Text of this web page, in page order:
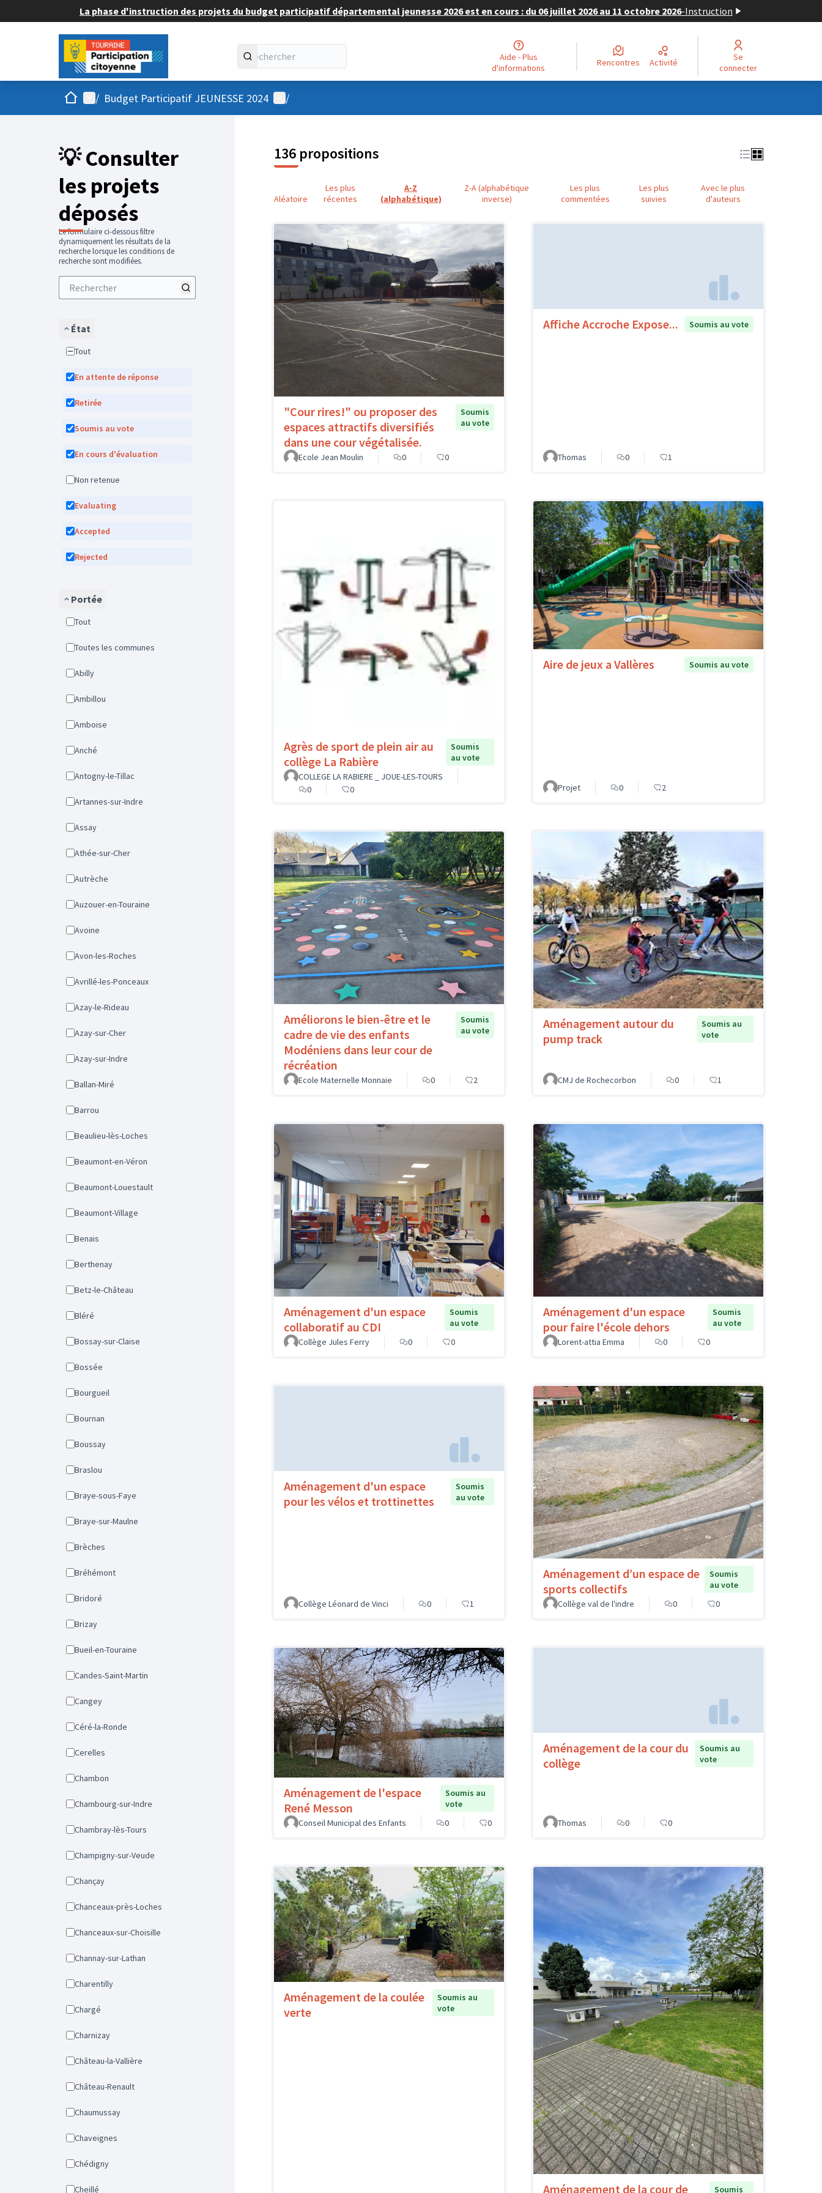
La phase d'instruction des projets du budget participatif départemental jeunesse 2026 est en cours : du 06 juillet 2026 au 11 octobre 2026-Instruction
Aide - Plus
d'informations
Rencontres Activité
Se
connecter
AccueilMenu principal
/ Budget Participatif JEUNESSE 2024 Menu utilisateur
/
💡 Consulter
les projets
déposés
Le formulaire ci-dessous filtre
dynamiquement les résultats de la
recherche lorsque les conditions de
recherche sont modifiées.
État
Tout
En attente de réponse
Retirée
Soumis au vote
En cours d'évaluation
Non retenue
Evaluating
Accepted
Rejected
Portée
Tout
Toutes les communes
Abilly
Ambillou
Amboise
Anché
Antogny-le-Tillac
Artannes-sur-Indre
Assay
Athée-sur-Cher
Autrèche
Auzouer-en-Touraine
Avoine
Avon-les-Roches
Avrillé-les-Ponceaux
Azay-le-Rideau
Azay-sur-Cher
Azay-sur-Indre
Ballan-Miré
Barrou
Beaulieu-lès-Loches
Beaumont-en-Véron
Beaumont-Louestault
Beaumont-Village
Benais
Berthenay
Betz-le-Château
Bléré
Bossay-sur-Claise
Bossée
Bourgueil
Bournan
Boussay
Braslou
Braye-sous-Faye
Braye-sur-Maulne
Brèches
Bréhémont
Bridoré
Brizay
Bueil-en-Touraine
Candes-Saint-Martin
Cangey
Céré-la-Ronde
Cerelles
Chambon
Chambourg-sur-Indre
Chambray-lès-Tours
Champigny-sur-Veude
Chançay
Chanceaux-près-Loches
Chanceaux-sur-Choisille
Channay-sur-Lathan
Charentilly
Chargé
Charnizay
Château-la-Vallière
Château-Renault
Chaumussay
Chaveignes
Chédigny
Cheillé
136 propositions
Aléatoire
Les plus
récentes
A-Z
(alphabétique)
Z-A (alphabétique
inverse)
Les plus
commentées
Les plus
suivies
Avec le plus
d'auteurs
"Cour rires!" ou proposer des
espaces attractifs diversifiés
dans une cour végétalisée.
Soumis
au vote
Ecole Jean Moulin 0 0
Affiche Accroche Expose... Soumis au vote
Thomas 0 1
Agrès de sport de plein air au
collège La Rabière
Soumis
au vote
COLLEGE LA RABIERE _ JOUE-LES-TOURS
0
0
Aire de jeux a Vallères Soumis au vote
Projet 0 2
Améliorons le bien-être et le
cadre de vie des enfants
Modéniens dans leur cour de
récréation
Soumis
au vote
Ecole Maternelle Monnaie 0 2
Aménagement autour du
pump track
Soumis au
vote
CMJ de Rochecorbon 0 1
Aménagement d'un espace
collaboratif au CDI
Soumis
au vote
Collège Jules Ferry
0 0
Aménagement d'un espace
pour faire l'école dehors
Soumis
au vote
Lorent-attia Emma
0 0
Aménagement d'un espace
pour les vélos et trottinettes
Soumis
au vote
Collège Léonard de Vinci 0 1
Aménagement d’un espace de
sports collectifs
Soumis
au vote
Collège val de l'indre
0 0
Aménagement de l'espace
René Messon
Soumis au
vote
Conseil Municipal des Enfants
0 0
Aménagement de la cour du
collège
Soumis au
vote
Thomas 0 0
Aménagement de la coulée
verte
Soumis au
vote
Aménagement de la cour de Soumis